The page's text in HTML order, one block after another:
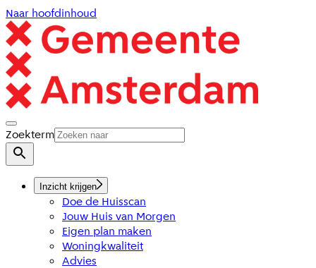
Naar hoofdinhoud
Zoekterm
Inzicht krijgen
Doe de Huisscan
Jouw Huis van Morgen
Eigen plan maken
Woningkwaliteit
Advies